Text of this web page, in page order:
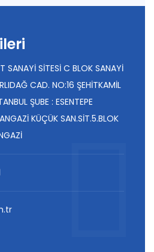
SANAYİ SİTESİ C BLOK SANAYİ
CAD. NO:16 ŞEHİTKAMİL
ŞUBE : ESENTEPE
KÜÇÜK SAN.SİT.5.BLOK